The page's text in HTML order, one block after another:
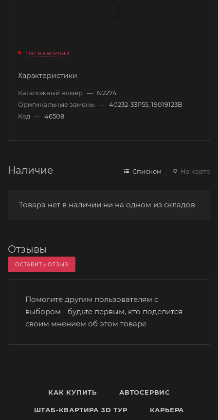
Нет в наличии
Характеристики
Каталожный номер — N2274
Оригинальные замены — 40232-33P55, 19019123B
Код — 46508
Наличие Списком На карте
Товара нет в наличии ни на одном из складов
Отзывы
ОСТАВИТЬ ОТЗЫВ
Помогите другим пользователям с
выбором - будьте первым, кто поделится
своим мнением об этом товаре
КАК КУПИТЬ АВТОСЕРВИС
ШТАБ-КВАРТИРА 3D ТУР КАРЬЕРА